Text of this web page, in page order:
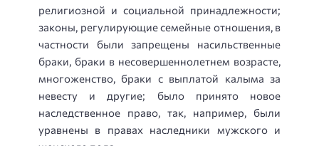
религиозной и социальной принадлежности;
законы, регулирующие семейные отношения, в
частности были запрещены насильственные
браки, браки в несовершеннолетнем возрасте,
многоженство, браки с выплатой калыма за
невесту и другие; было принято новое
наследственное право, так, например, были
уравнены в правах наследники мужского и